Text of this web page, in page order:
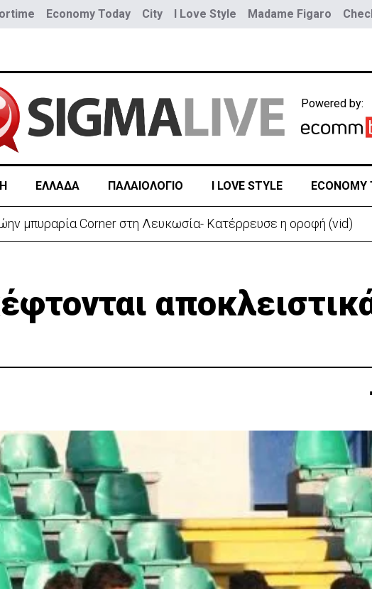
Economy Today City I Love Style Madame Figaro
Powered by:
ΕΛΛΑΔΑ ΠΑΛΑΙΟΛΟΓΙΟ I LOVE STYLE ECONOMY
στη Βόρεια Καρολίνα – Νεκροί και τραυματίες